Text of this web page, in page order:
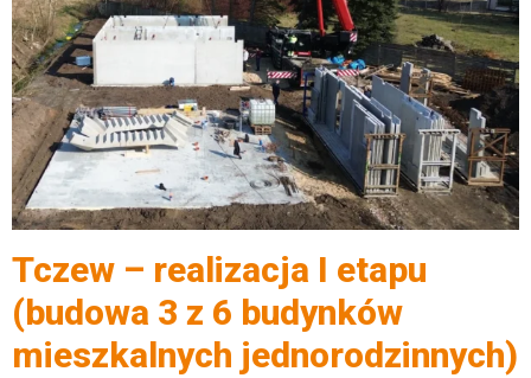
Tczew – realizacja I etapu
(budowa 3 z 6 budynków
mieszkalnych jednorodzinnych)